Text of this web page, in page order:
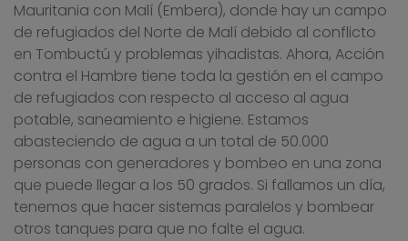
Mauritania con Malí (Embera), donde hay un campo
de refugiados del Norte de Malí debido al conflicto
en Tombuctú y problemas yihadistas. Ahora, Acción
contra el Hambre tiene toda la gestión en el campo
de refugiados con respecto al acceso al agua
potable, saneamiento e higiene. Estamos
abasteciendo de agua a un total de 50.000
personas con generadores y bombeo en una zona
que puede llegar a los 50 grados. Si fallamos un día,
tenemos que hacer sistemas paralelos y bombear
otros tanques para que no falte el agua.